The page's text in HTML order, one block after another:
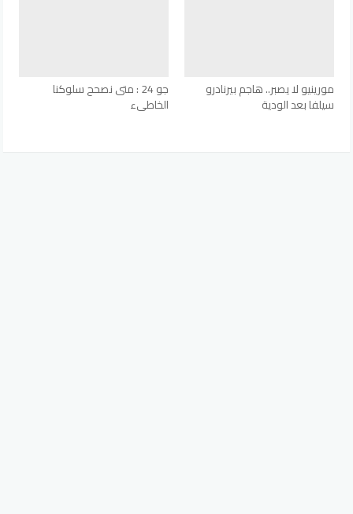
مورينيو لا يصبر.. هاجم بيرنادرو
سيلفا بعد الودية
جو 24 : متى نصحح سلوكنا
الخاطىء